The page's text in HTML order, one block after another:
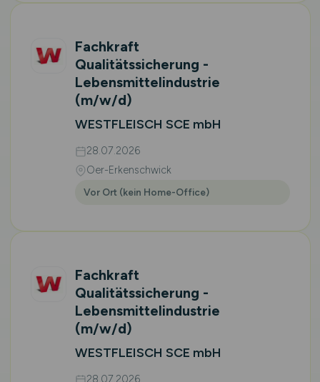
Fachkraft
Qualitätssicherung -
Lebensmittelindustrie
(m/w/d)
WESTFLEISCH SCE mbH
28.07.2026
Oer-Erkenschwick
Vor Ort (kein Home-Office)
Fachkraft
Qualitätssicherung -
Lebensmittelindustrie
(m/w/d)
WESTFLEISCH SCE mbH
28.07.2026